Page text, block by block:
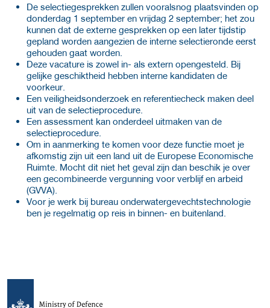
De selectiegesprekken zullen vooralsnog plaatsvinden op
donderdag 1 september en vrijdag 2 september; het zou
kunnen dat de externe gesprekken op een later tijdstip
gepland worden aangezien de interne selectieronde eerst
gehouden gaat worden.
Deze vacature is zowel in- als extern opengesteld. Bij
gelijke geschiktheid hebben interne kandidaten de
voorkeur.
Een veiligheidsonderzoek en referentiecheck maken deel
uit van de selectieprocedure.
Een assessment kan onderdeel uitmaken van de
selectieprocedure.
Om in aanmerking te komen voor deze functie moet je
afkomstig zijn uit een land uit de Europese Economische
Ruimte. Mocht dit niet het geval zijn dan beschik je over
een gecombineerde vergunning voor verblijf en arbeid
(GVVA).
Voor je werk bij bureau onderwatergevechtstechnologie
ben je regelmatig op reis in binnen- en buitenland.
Meer werkgever details